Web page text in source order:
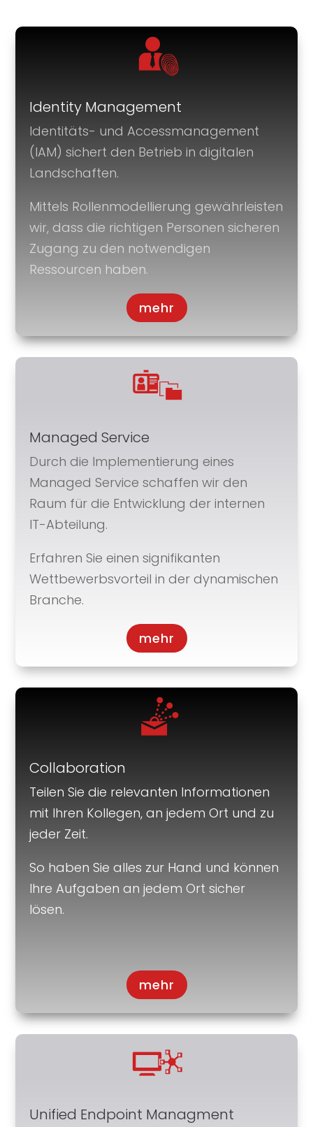
Identity Management
Identitäts- und Accessmanagement
(IAM) sichert den Betrieb in digitalen
Landschaften.
Mittels Rollenmodellierung gewährleisten
wir, dass die richtigen Personen sicheren
Zugang zu den notwendigen
Ressourcen haben.
mehr
Managed Service
Durch die Implementierung eines
Managed Service schaffen wir den
Raum für die Entwicklung der internen
IT-Abteilung.
Erfahren Sie einen signifikanten
Wettbewerbsvorteil in der dynamischen
Branche.
mehr
Collaboration
Teilen Sie die relevanten Informationen
mit Ihren Kollegen, an jedem Ort und zu
jeder Zeit.
So haben Sie alles zur Hand und können
Ihre Aufgaben an jedem Ort sicher
lösen.
mehr
Unified Endpoint Managment